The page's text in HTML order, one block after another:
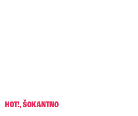
HOT!,ŠOKANTNO